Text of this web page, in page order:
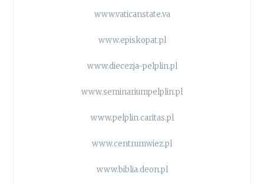
www.vaticanstate.va
www.episkopat.pl
www.diecezja-pelplin.pl
www.seminariumpelplin.pl
www.pelplin.caritas.pl
www.centrumwiez.pl
www.biblia.deon.pl